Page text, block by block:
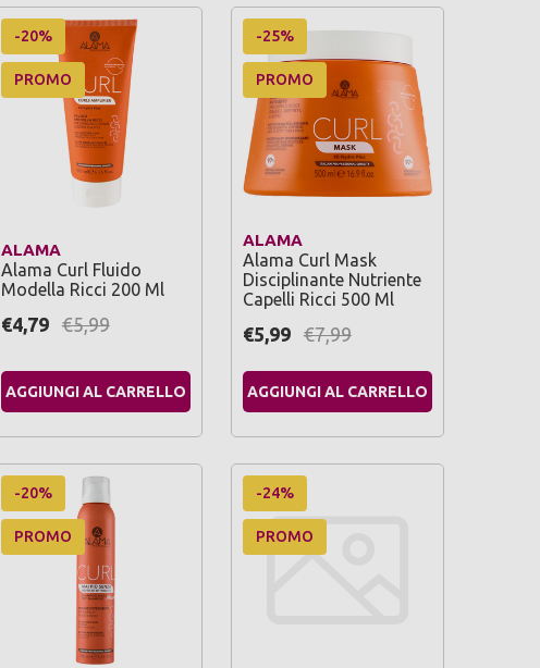
-20%
PROMO
ALAMA
Alama Curl Fluido
Modella Ricci 200 Ml
€4,79 €5,99
AGGIUNGI AL CARRELLO
-25%
PROMO
ALAMA
Alama Curl Mask
Disciplinante Nutriente
Capelli Ricci 500 Ml
€5,99 €7,99
AGGIUNGI AL CARRELLO
-20%
PROMO
-24%
PROMO